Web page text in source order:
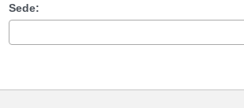
Sede: